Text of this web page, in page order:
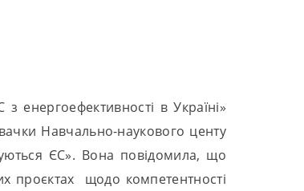
енергоефективності в Україні»
Навчально-наукового центу
ЄС». Вона повідомила, що
проєктах щодо компетентності